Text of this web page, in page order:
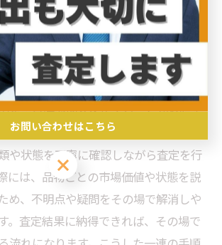
取手順
から査定までの具体的手順
、まず電話やWebフォームで業者に連
希望日時や内容を伝えることから始ま
京都中野区の現地に出向き、専門スタ
や状態を丁寧に確認しながら査定を行
には、品物ごとの市場価値や状態を説
め、不明点や疑問をその場で解消しや
。査定結果に納得できれば、その場で
お問い合わせはこちら
お問い合わせはこちら